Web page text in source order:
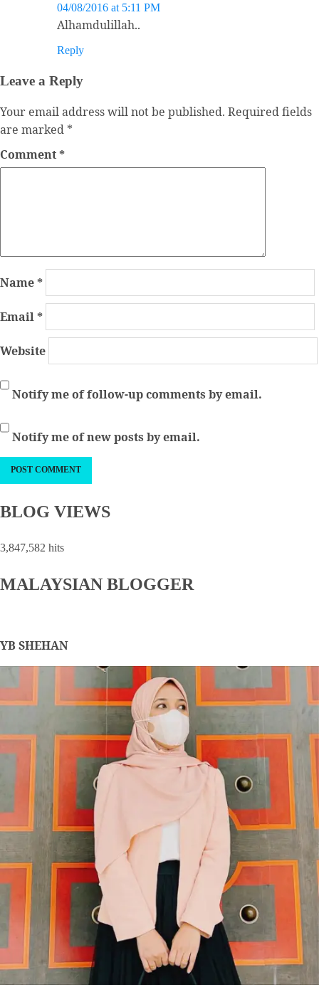
04/08/2016 at 5:11 PM
Alhamdulillah..
Reply
Leave a Reply
Your email address will not be published. Required fields
are marked *
Comment*
Name*
Email*
Website
Notify me of follow-up comments by email.
Notify me of new posts by email.
BLOG VIEWS
3,847,582 hits
MALAYSIAN BLOGGER
YB SHEHAN